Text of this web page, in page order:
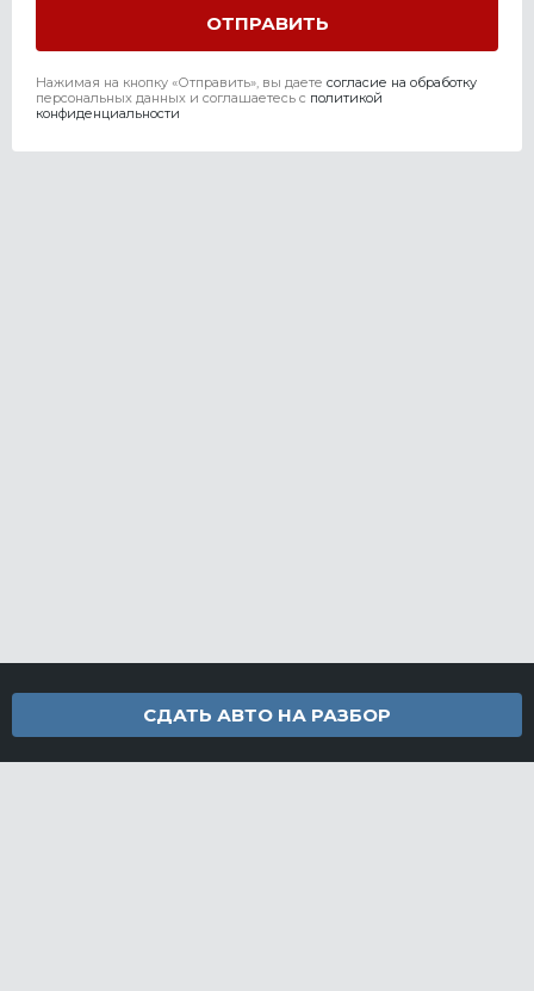
Нажимая на кнопку «Отправить», вы даете согласие на обработку
персональных данных и соглашаетесь c политикой
конфиденциальности
СДАТЬ АВТО НА РАЗБОР